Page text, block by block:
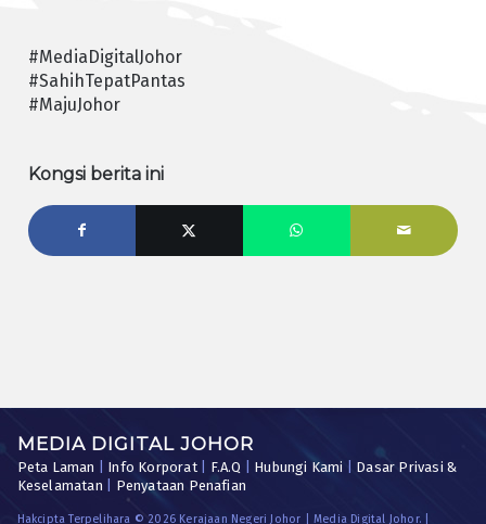
#MediaDigitalJohor
#SahihTepatPantas
#MajuJohor
Kongsi berita ini
MEDIA DIGITAL JOHOR
Peta Laman Info Korporat| F.A.Q Hubungi Kami
Dasar Privasi &
Keselamatan
Penyataan Penafian
Hakcipta Terpelihara © 2026 Kerajaan Negeri Johor | Media Digital Johor. |